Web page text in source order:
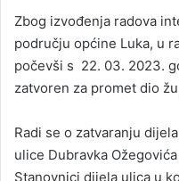
Zbog izvođenja radova
području općine Luka, u
počevši s 22. 03. 2023.
zatvoren za promet dio
Radi se o zatvaranju
ulice Dubravka
Stanovnici dijela ulica u